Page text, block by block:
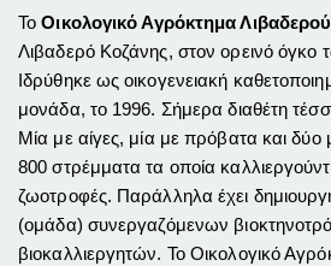
ΤοΟικολογικό Αγρόκτημα Λιβαδερού
Λιβαδερό Κοζάνης, στον ορεινό όγκο
Ιδρύθηκε ως οικογενειακή
μονάδα, το 1996. Σήμερα διαθέτη
Μία με αίγες, μία με πρόβατα και
800 στρέμματα τα οποία
ζωοτροφές. Παράλληλα έχει
(ομάδα) συνεργαζόμενων
βιοκαλλιεργητών. Το Οικολογικό